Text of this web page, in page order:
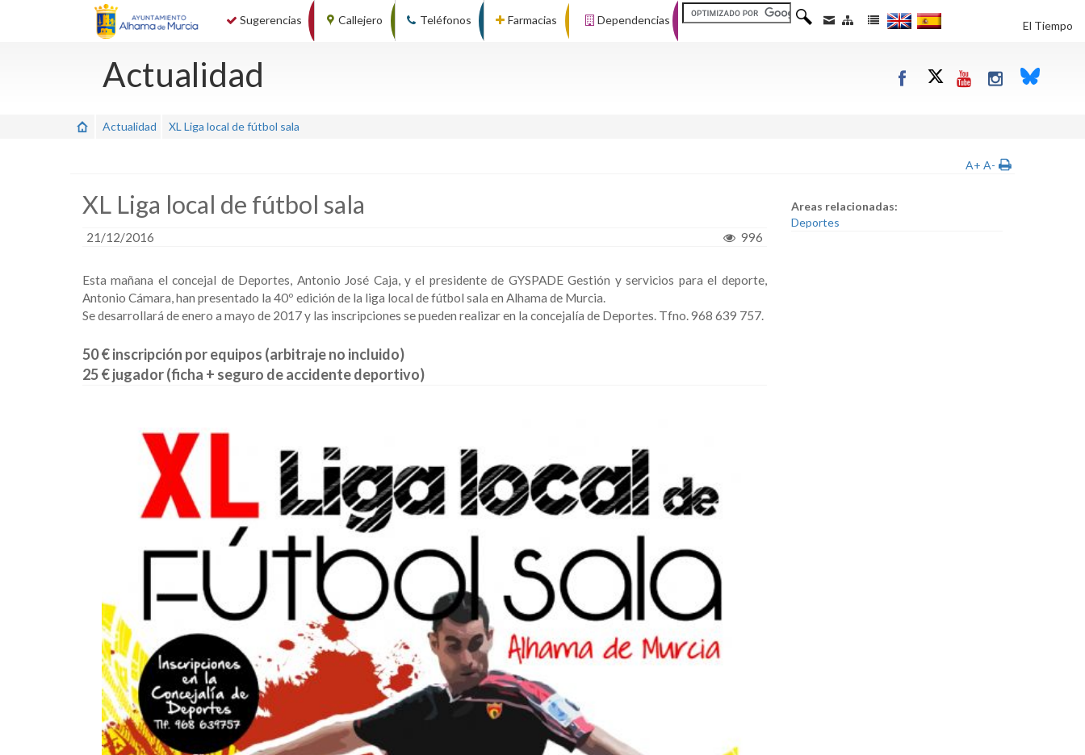
Sugerencias Callejero Teléfonos Farmacias Dependencias El Tiempo
Actualidad
Actualidad XL Liga local de fútbol sala
A+ A-
XL Liga local de fútbol sala
21/12/2016 996
Esta mañana el concejal de Deportes, Antonio José Caja, y el presidente de GYSPADE Gestión y servicios para el deporte,
Antonio Cámara, han presentado la 40º edición de la liga local de fútbol sala en Alhama de Murcia.
Se desarrollará de enero a mayo de 2017 y las inscripciones se pueden realizar en la concejalía de Deportes. Tfno. 968 639 757.
50 € inscripción por equipos (arbitraje no incluido)
25 € jugador (ficha + seguro de accidente deportivo)
Areas relacionadas:
Deportes